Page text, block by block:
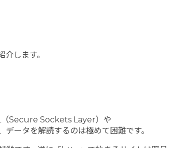
します。
（Secure Sockets Layer）や
ータを解読するのは極めて困難です。